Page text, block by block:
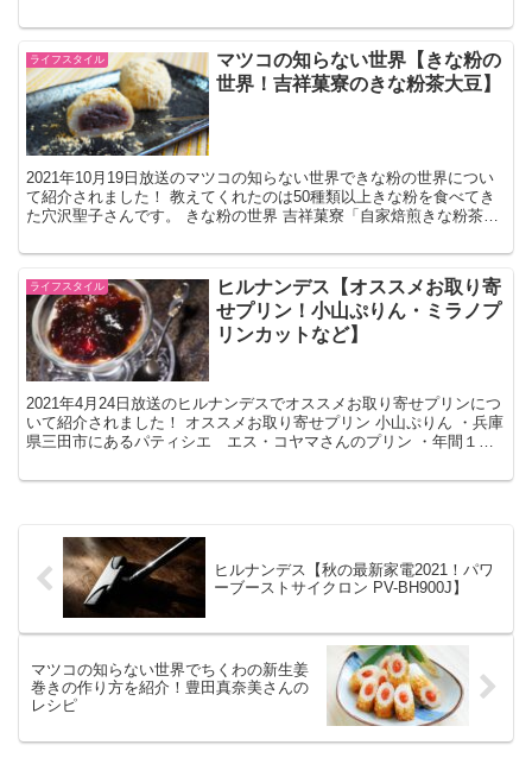
ライフスタイル
マツコの知らない世界【きな粉の
世界！吉祥菓寮のきな粉茶大豆】
2021年10月19日放送のマツコの知らない世界できな粉の世界につい
て紹介されました！ 教えてくれたのは50種類以上きな粉を食べてき
た穴沢聖子さんです。 きな粉の世界 吉祥菓寮「自家焙煎きな粉茶大
ライフスタイル
ヒルナンデス【オススメお取り寄
せプリン！小山ぷりん・ミラノプ
リンカットなど】
2021年4月24日放送のヒルナンデスでオススメお取り寄せプリンにつ
いて紹介されました！ オススメお取り寄せプリン 小山ぷりん ・兵庫
県三田市にあるパティシエ エス・コヤマさんのプリン ・年間１５
ヒルナンデス【秋の最新家電2021！パワ
ーブーストサイクロン PV-BH900J】
マツコの知らない世界でちくわの新生姜
巻きの作り方を紹介！豊田真奈美さんの
レシピ